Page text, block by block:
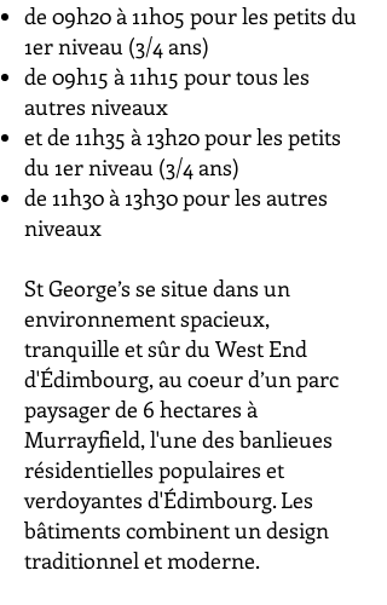
de 09h20à11h05 pour les petits du
1er niveau (3/4 ans)
de 09h15 à 11h15 pour tous les
autres niveaux
et de 11h35 à 13h20pour les petits
du 1er niveau (3/4 ans)
de 11h30 à 13h30 pour les autres
niveaux
St George’s se situe dans un
environnement spacieux,
tranquille et sûr du West End
d'Édimbourg, au coeur d’un parc
paysager de 6 hectares à
Murrayfield, l'une des banlieues
résidentielles populaires et
verdoyantes d'Édimbourg. Les
bâtiments combinent un design
traditionnel et moderne.